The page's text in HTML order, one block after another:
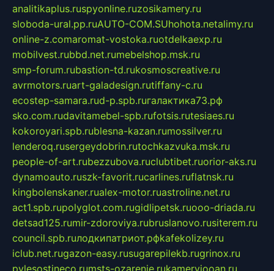
analitikaplus.ruspyonline.ruzosikamery.ru
sloboda-ural.pp.ruAUTO-COM.SUhohota.netalimy.ru
online-z.comaromat-vostoka.ruotdelkaexp.ru
mobilvest.rubbd.net.rumebelshop.msk.ru
smp-forum.rubastion-td.rukosmoscreative.ru
avrmotors.ruart-galadesign.rutiffany-c.ru
ecostep-samara.rud-p.spb.ruгалактика73.рф
sko.com.rudavitamebel-spb.rufotsis.rutesiaes.ru
kokoroyari.spb.rublesna-kazan.rumossilver.ru
lenderoq.rusergeydobrin.rutochkazvuka.msk.ru
people-of-art.rubezzubova.ruclubtibet.ruorior-aks.ru
dynamoauto.ruszk-favorit.rucarlines.ruflatnsk.ru
kingbolenskaner.rualex-motor.ruastroline.net.ru
act1.spb.rupolyglot.com.rugidlipetsk.ruooo-driada.ru
detsad125.rumir-zdoroviya.rubruslanovo.rusiterem.ru
council.spb.ruлодкипатриот.рфkafekolizey.ru
iclub.net.rugazon-easy.rusugarepilekb.rugrinox.ru
pylesostineco.rumsts-ozarenie.rukameryjooan.ru